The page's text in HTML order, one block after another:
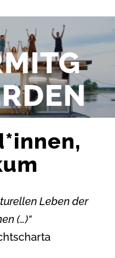
Leben der
(…)“